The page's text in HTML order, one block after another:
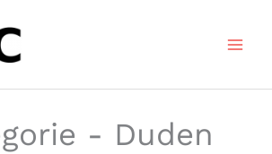
- Duden